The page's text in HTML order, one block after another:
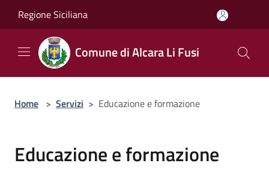
Regione Siciliana
Comune di Alcara Li Fusi
Home > Servizi > Educazione e formazione
Educazione e formazione